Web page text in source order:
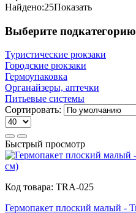
Найдено:25Показать
Выберите подкатегорию
Туристические рюкзаки
Городские рюкзаки
Гермоупаковка
Органайзеры, аптечки
Питьевые системы
Сортировать:
Быстрый просмотр
Код товара: TRA-025
Гермопакет плоский малый -